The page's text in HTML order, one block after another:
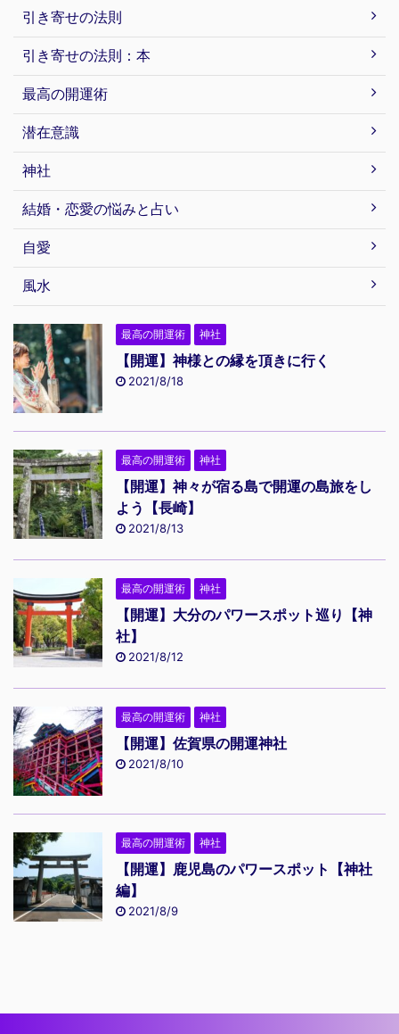
引き寄せの法則
引き寄せの法則：本
最高の開運術
潜在意識
神社
結婚・恋愛の悩みと占い
自愛
風水
最高の開運術 神社
【開運】神様との縁を頂きに行く
2021/8/18
最高の開運術 神社
【開運】神々が宿る島で開運の島旅をし
よう【長崎】
2021/8/13
最高の開運術 神社
【開運】大分のパワースポット巡り【神
社】
2021/8/12
最高の開運術 神社
【開運】佐賀県の開運神社
2021/8/10
最高の開運術 神社
【開運】鹿児島のパワースポット【神社
編】
2021/8/9